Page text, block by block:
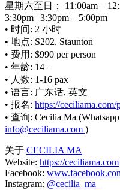
星期六至日： 11:00am –
3:30pm | 3:30pm – 5:00pm
• 时间: 2 小时
• 地点: S202, Staunton
• 费用: $990 per person
• 年龄: 14+
• 人数: 1-16 pax
• 语言: 广东话, 英文
• 报名: https://ceciliama.com/
• 查询: Cecilia Ma
info@ceciliama.com )
关于 CECILIA MA
Website: https://ceciliama.com
Facebook:
Instagram: @cecilia_ma_